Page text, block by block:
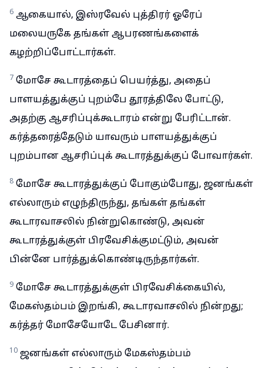
6 ஆகையால், இஸ்ரவேல் புத்திரர் ஓரேப்
மலையருகே தங்கள் ஆபரணங்களைக்
கழற்றிப்போட்டார்கள்.
7 மோசே கூடாரத்தைப் பெயர்த்து, அதைப்
பாளயத்துக்குப் புறம்பே தூரத்திலே போட்டு,
அதற்கு ஆசரிப்புக்கூடாரம் என்று பேரிட்டான்.
கர்த்தரைத்தேடும் யாவரும் பாளயத்துக்குப்
புறம்பான ஆசரிப்புக் கூடாரத்துக்குப் போவார்கள்.
8 மோசே கூடாரத்துக்குப் போகும்போது, ஜனங்கள்
எல்லாரும் எழுந்திருந்து, தங்கள் தங்கள்
கூடாரவாசலில் நின்றுகொண்டு, அவன்
கூடாரத்துக்குள் பிரவேசிக்குமட்டும், அவன்
பின்னே பார்த்துக்கொண்டிருந்தார்கள்.
9 மோசே கூடாரத்துக்குள் பிரவேசிக்கையில்,
மேகஸ்தம்பம் இறங்கி, கூடாரவாசலில் நின்றது;
கர்த்தர் மோசேயோடே பேசினார்.
10 ஜனங்கள் எல்லாரும் மேகஸ்தம்பம்